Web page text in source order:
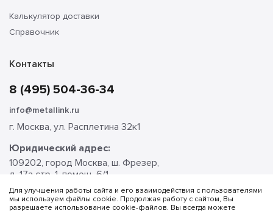
Калькулятор доставки
Справочник
Контакты
8 (495) 504-36-34
info@metallink.ru
г. Москва, ул. Расплетина 32к1
Юридический адрес:
109202, город Москва, ш. Фрезер,
д. 17а стр. 1, помещ. 6/1
Для улучшения работы сайта и его взаимодействия с пользователями
мы используем файлы cookie. Продолжая работу с сайтом, Вы
разрешаете использование cookie-файлов. Вы всегда можете